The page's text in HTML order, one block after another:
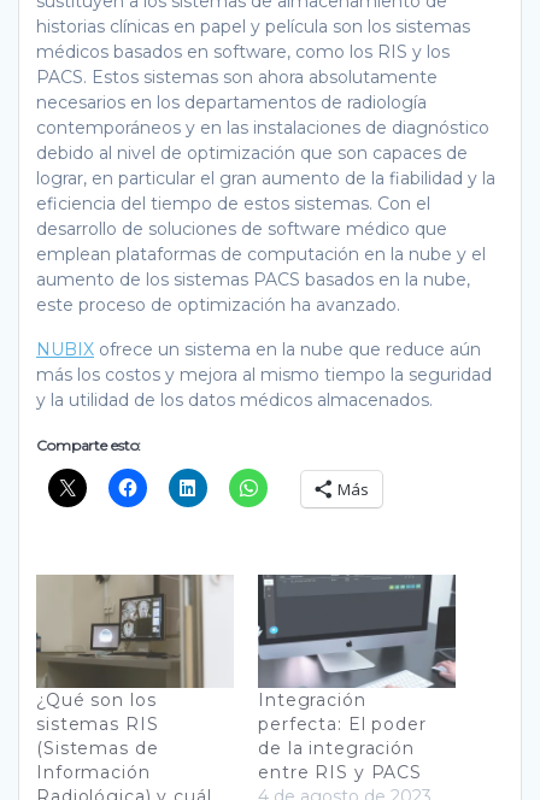
historias clínicas en papel y película son los sistemas
médicos basados en software, como los RIS y los
PACS. Estos sistemas son ahora absolutamente
necesarios en los departamentos de radiología
contemporáneos y en las instalaciones de diagnóstico
debido al nivel de optimización que son capaces de
lograr, en particular el gran aumento de la fiabilidad y la
eficiencia del tiempo de estos sistemas. Con el
desarrollo de soluciones de software médico que
emplean plataformas de computación en la nube y el
aumento de los sistemas PACS basados en la nube,
este proceso de optimización ha avanzado.
NUBIX ofrece un sistema en la nube que reduce aún
más los costos y mejora al mismo tiempo la seguridad
y la utilidad de los datos médicos almacenados.
Comparte esto:
Más
¿Qué son los
sistemas RIS
(Sistemas de
Información
Integración
perfecta: El poder
de la integración
entre RIS y PACS